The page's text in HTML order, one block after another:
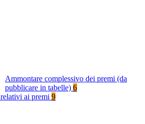
Ammontare complessivo dei premi (da
pubblicare in tabelle) 6
ai premi 9